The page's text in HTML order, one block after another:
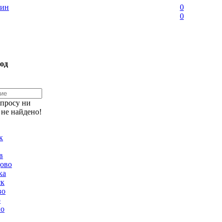
0
0
ни
найдено!